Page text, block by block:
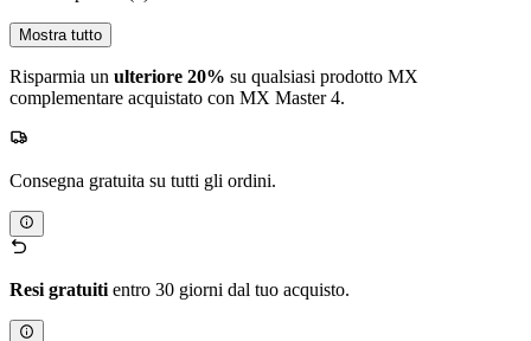
Mostra tutto
Risparmia un ulteriore 20% su qualsiasi prodotto MX
complementare acquistato con MX Master 4.
Consegna gratuita su tutti gli ordini.
Resi gratuitientro 30 giorni dal tuo acquisto.